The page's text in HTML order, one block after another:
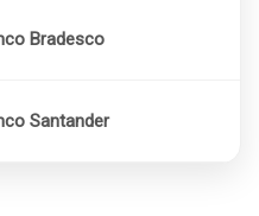
Bradesco
Santander